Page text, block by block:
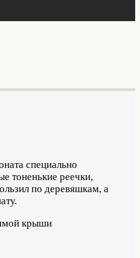
специально
тоненькие реечки,
по деревяшкам, а
крыши